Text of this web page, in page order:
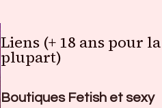
Liens (+ 18 ans pour la
plupart)
Boutiques Fetish et sexy